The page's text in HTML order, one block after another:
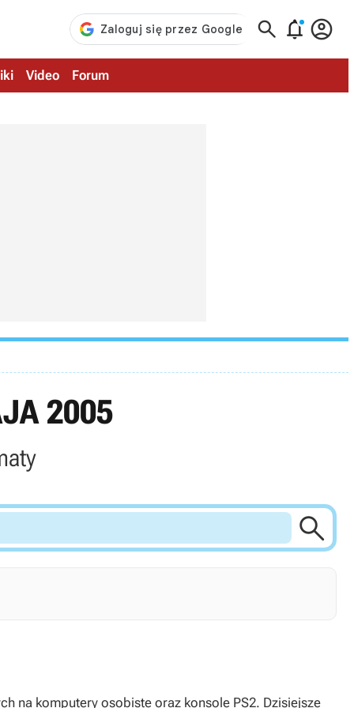
  
Video Forum
2005

na komputery osobiste oraz konsole PS2. Dzisiejsze